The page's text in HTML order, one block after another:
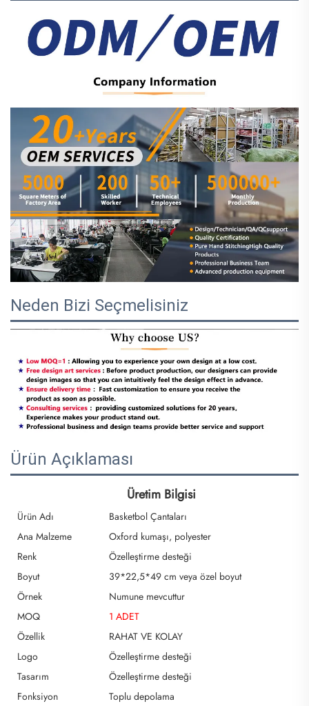
Neden Bizi Seçmelisiniz
Ürün Açıklaması
Üretim Bilgisi
Ürün Adı
Basketbol Çantaları
Ana Malzeme
Oxford kumaşı, polyester
Renk
Özelleştirme desteği
Boyut
39*22,5*49 cm veya özel boyut
Örnek
Numune mevcuttur
MOQ
1 ADET
Özellik
RAHAT VE KOLAY
Logo
Özelleştirme desteği
Tasarım
Özelleştirme desteği
Fonksiyon
Toplu depolama